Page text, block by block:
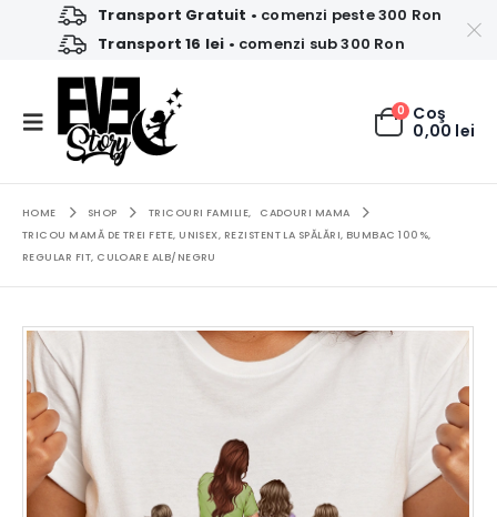
Transport Gratuit • comenzi peste 300 Ron
Transport 16 lei • comenzi sub 300 Ron
0 Coş
0,00 lei
HOME SHOP TRICOURI FAMILIE,
CADOURI MAMA
TRICOU MAMĂ DE TREI FETE, UNISEX, REZISTENT LA SPĂLĂRI, BUMBAC 100%,
REGULAR FIT, CULOARE ALB/NEGRU